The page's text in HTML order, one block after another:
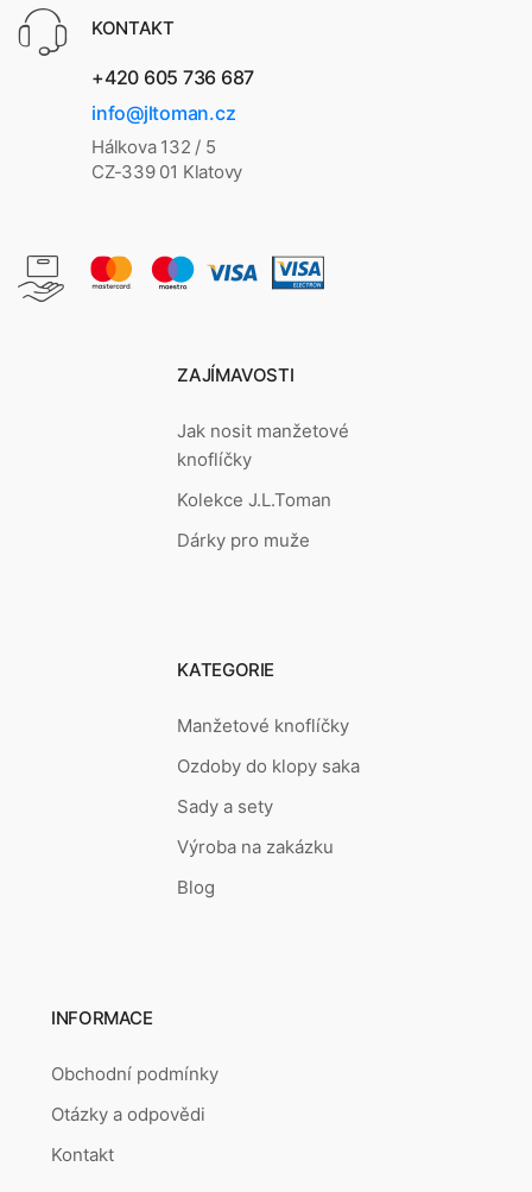
KONTAKT
+420 605 736 687
info@jltoman.cz
Hálkova 132 / 5
CZ-339 01 Klatovy
ZAJÍMAVOSTI
Jak nosit manžetové
knoflíčky
Kolekce J.L.Toman
Dárky pro muže
KATEGORIE
Manžetové knoflíčky
Ozdoby do klopy saka
Sady a sety
Výroba na zakázku
Blog
INFORMACE
Obchodní podmínky
Otázky a odpovědi
Kontakt